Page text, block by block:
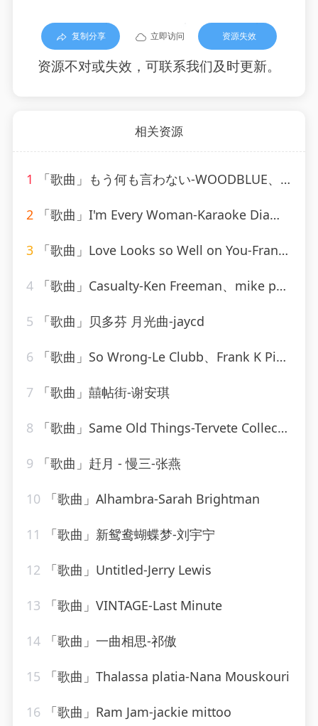
复制分享 立即访问 资源失效
资源不对或失效，可联系我们及时更新。
相关资源
1 「歌曲」もう何も言わない-WOODBLUE、kenji Ushigome
2 「歌曲」I'm Every Woman-Karaoke Diamonds
3 「歌曲」Love Looks so Well on You-Frank Sinatra
4 「歌曲」Casualty-Ken Freeman、mike post、Nic Raine、Pete Carpenter
5 「歌曲」贝多芬 月光曲-jaycd
6 「歌曲」So Wrong-Le Clubb、Frank K Pini、Alex Apple
7 「歌曲」囍帖街-谢安琪
8 「歌曲」Same Old Things-Tervete Collective、Cazeaux O.S.L.O、Phat Kat、DJ Design
9 「歌曲」赶月 - 慢三-张燕
10 「歌曲」Alhambra-Sarah Brightman
11 「歌曲」新鸳鸯蝴蝶梦-刘宇宁
12 「歌曲」Untitled-Jerry Lewis
13 「歌曲」VINTAGE-Last Minute
14 「歌曲」一曲相思-祁傲
15 「歌曲」Thalassa platia-Nana Mouskouri
16 「歌曲」Ram Jam-jackie mittoo